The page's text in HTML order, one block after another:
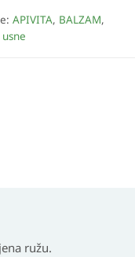
APIVITA, BALZAM,
usne
ružu.